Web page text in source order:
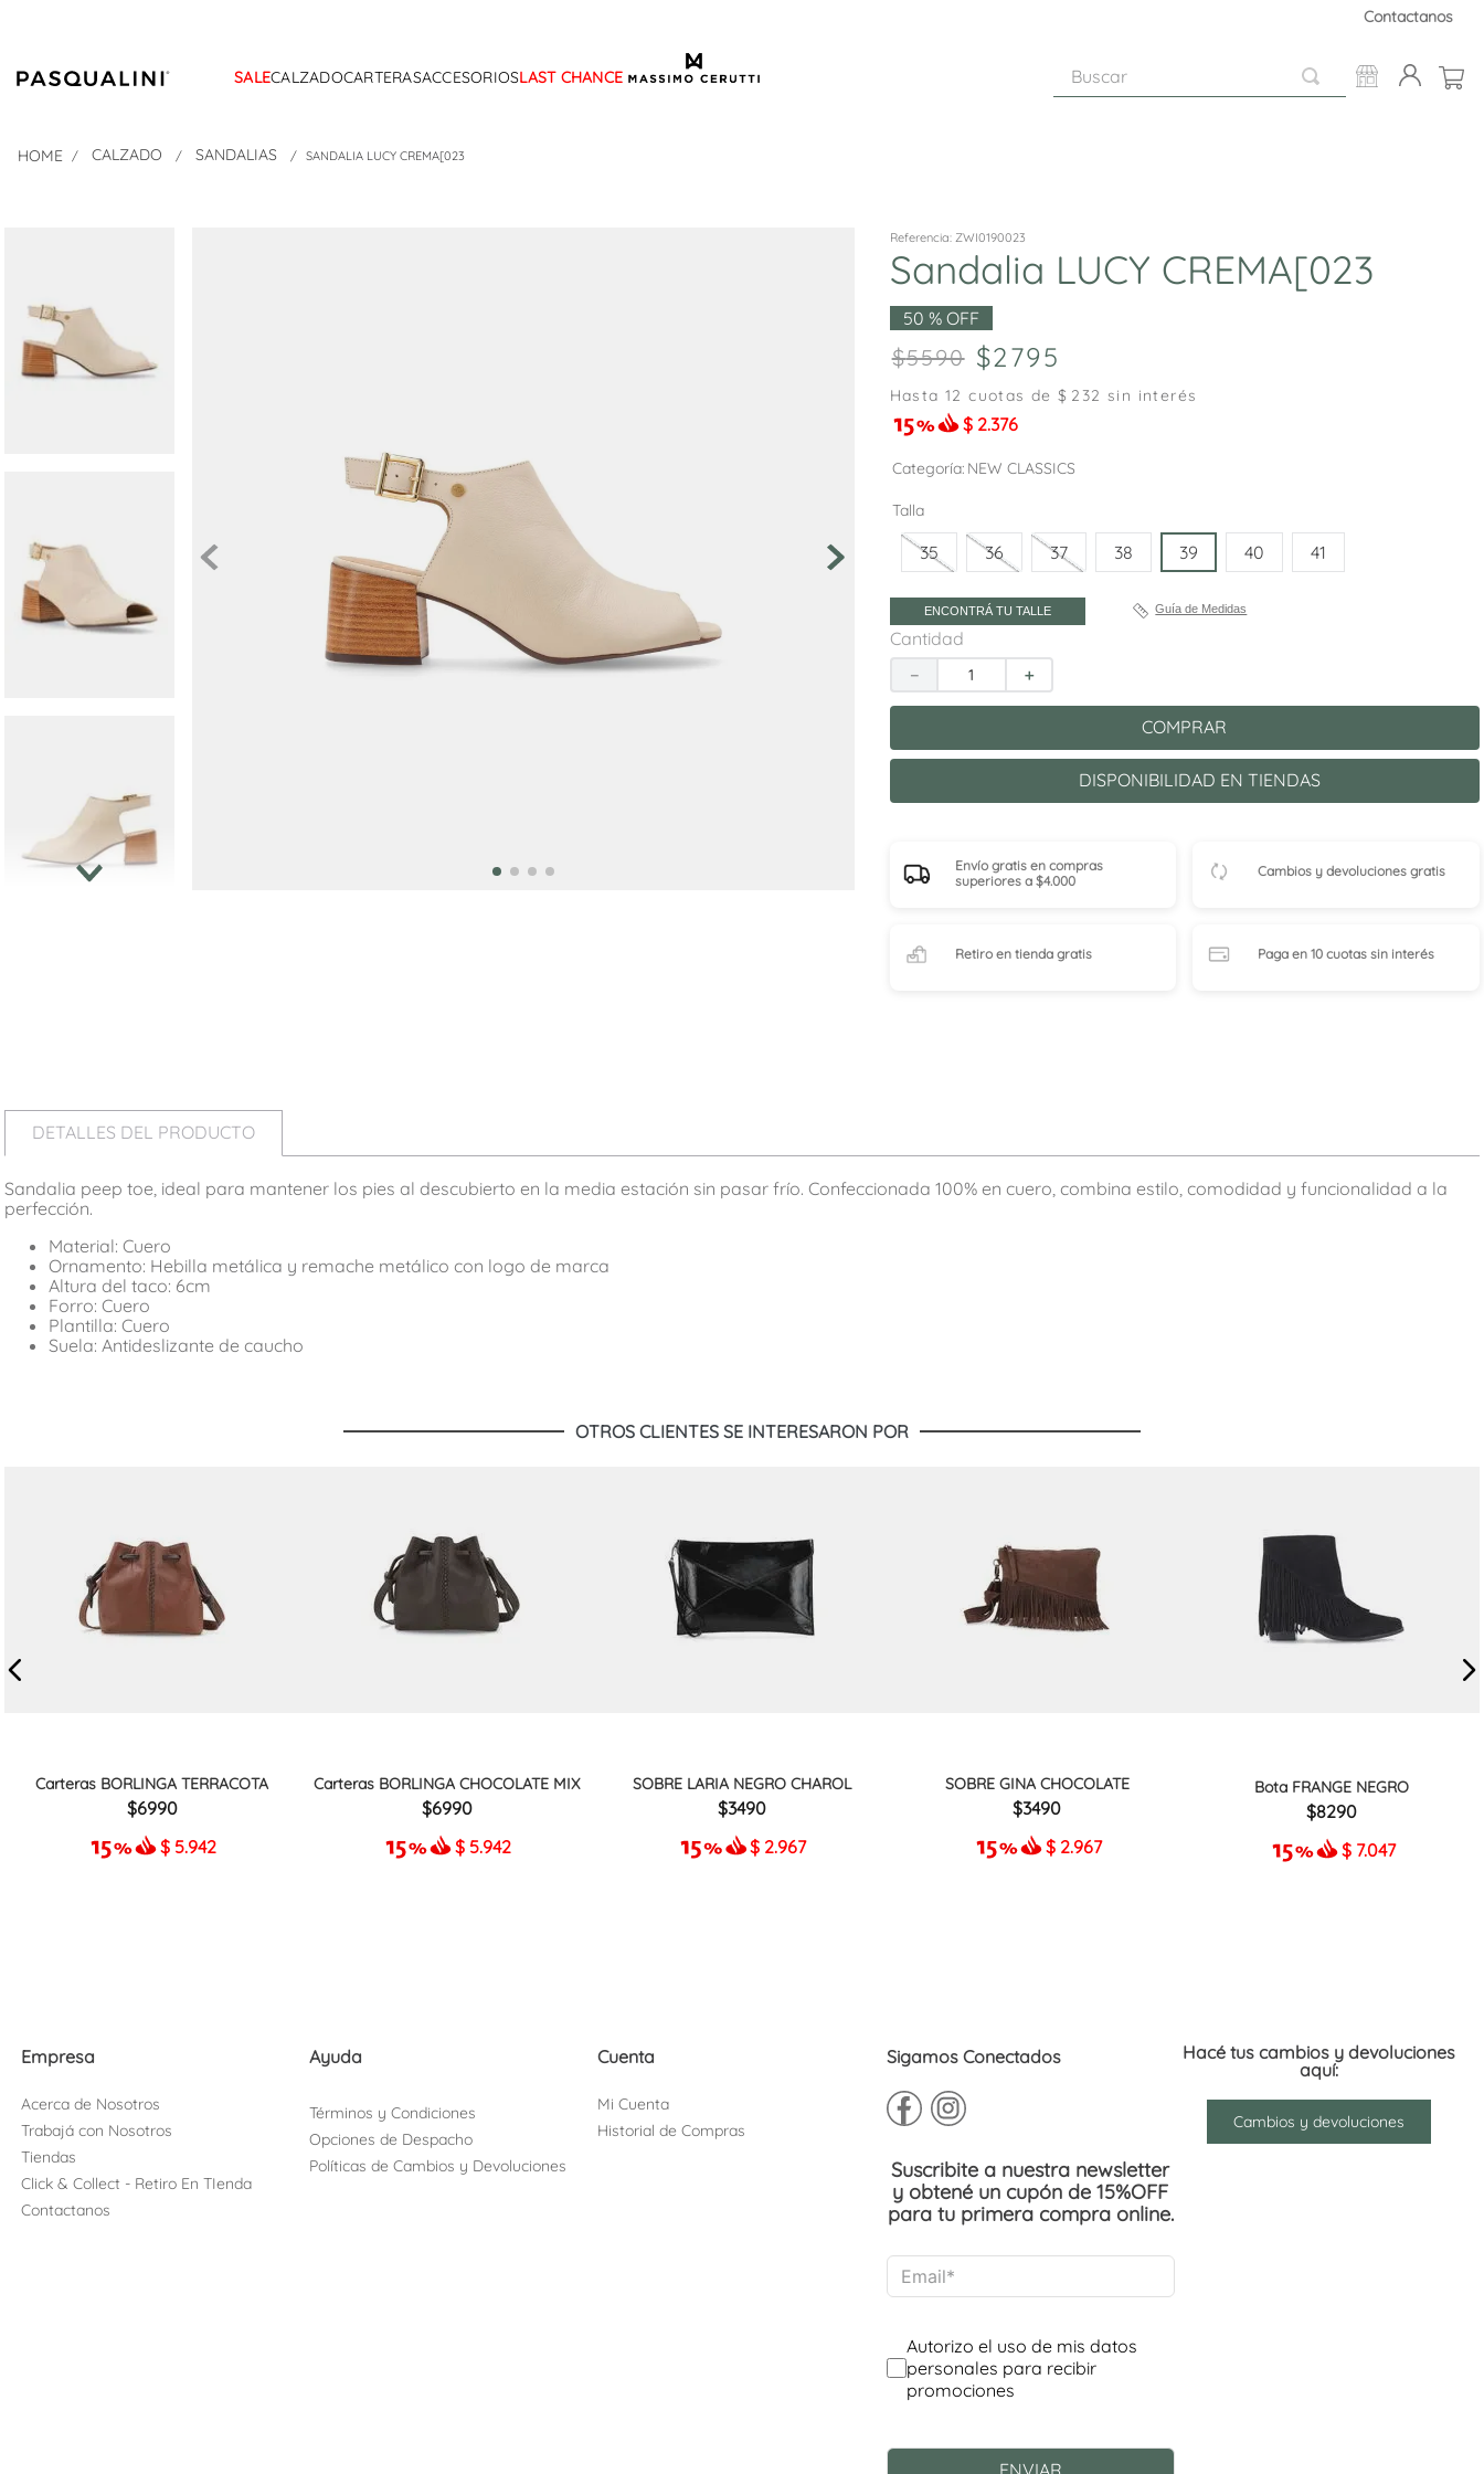
Contactanos
SALECALZADOCARTERASACCESORIOSLAST CHANCE
CALZADO SANDALIAS SANDALIA LUCY CREMA[023
Referencia: ZWI0190023
Sandalia LUCY CREMA[023
50 % OFF
5590 2795
Hasta 12 cuotas de $ 232 sin interés
$ 2.376
Categoría NEW CLASSICS
Talla
35 36 37 38 39 40 41
ENCONTRÁ TU TALLE Guía de Medidas
Cantidad
＋
－
COMPRAR
DISPONIBILIDAD EN TIENDAS
Envío gratis en compras
superiores a $4.000
Cambios y devoluciones gratis
Retiro en tienda gratis Paga en 10 cuotassin interés
DETALLES DEL PRODUCTO
Sandalia peep toe, ideal para mantener los pies al descubierto en la media estación sin pasar frío. Confeccionada 100% en cuero, combina estilo, comodidad y funcionalidad a la
perfección.
Material: Cuero
Ornamento: Hebilla metálica y remache metálico con logo de marca
Altura del taco: 6cm
Forro: Cuero
Plantilla: Cuero
Suela: Antideslizante de caucho
OTROS CLIENTES SE INTERESARON POR
Carteras BORLINGA TERRACOTA
6990
$ 5.942
Carteras BORLINGA CHOCOLATE MIX
6990
$ 5.942
SOBRE LARIA NEGRO CHAROL
3490
$ 2.967
SOBRE GINA CHOCOLATE
3490
$ 2.967
Bota FRANGE NEGRO
8290
$ 7.047
Empresa
Acerca de Nosotros
Trabajá con Nosotros
Tiendas
Click & Collect - Retiro En TIenda
Contactanos
Ayuda
Términos y Condiciones
Opciones de Despacho
Políticas de Cambios y Devoluciones
Cuenta
Mi Cuenta
Historial de Compras
Sigamos Conectados
Suscribite a nuestra newsletter
y obtené un cupón de 15%OFF
para tu primera compra online.
Hacé tus cambios y devoluciones
aquí:
Cambios y devoluciones